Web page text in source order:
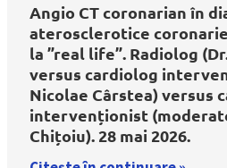
Angio CT coronarian în
aterosclerotice
la ”real life”. Radiolog
versus cardiolog
Nicolae Cârstea) versus
intervenționist
Chițoiu). 28 mai 2026.